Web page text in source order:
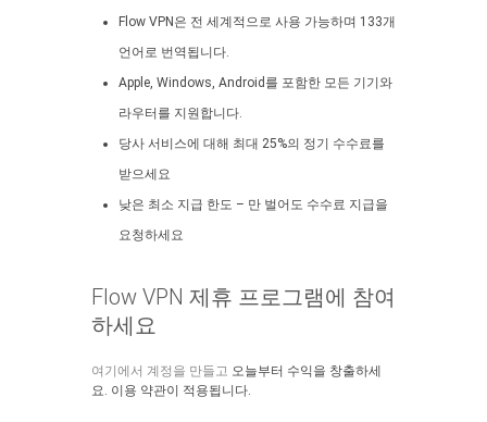
Flow VPN은 전 세계적으로 사용 가능하며 133개
언어로 번역됩니다.
Apple, Windows, Android를 포함한 모든 기기와
라우터를 지원합니다.
당사 서비스에 대해 최대 25%의 정기 수수료를
받으세요
낮은 최소 지급 한도 – 만 벌어도 수수료 지급을
요청하세요
Flow VPN 제휴 프로그램에 참여
하세요
여기에서 계정을 만들고 오늘부터 수익을 창출하세
요. 이용 약관이 적용됩니다.